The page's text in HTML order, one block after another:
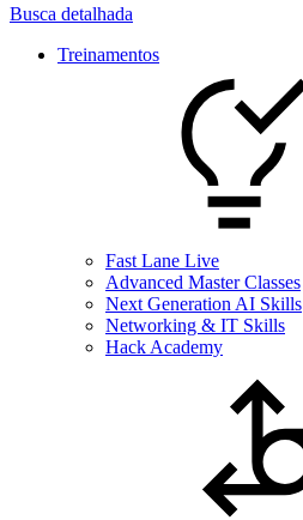
Busca detalhada
Treinamentos
Fast Lane Live
Advanced Master Classes
Next Generation AI Skills
Networking & IT Skills
Hack Academy